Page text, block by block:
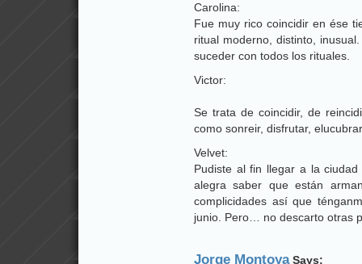
Carolina:
Fue muy rico coincidir en ése
ritual moderno, distinto,
suceder con todos los rituales.
Victor:
Se trata de coincidir, de
como sonreir, disfrutar,
Velvet:
Pudiste al fin llegar a la
alegra saber que están
complicidades así que
junio. Pero… no descarto otras
Jorge MontoyaSays: